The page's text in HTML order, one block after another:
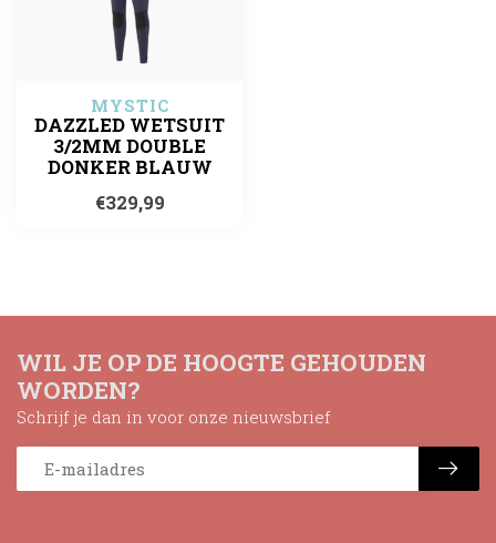
MYSTIC
DAZZLED WETSUIT
3/2MM DOUBLE
DONKER BLAUW
€329,99
WIL JE OP DE HOOGTE GEHOUDEN
WORDEN?
Schrijf je dan in voor onze nieuwsbrief